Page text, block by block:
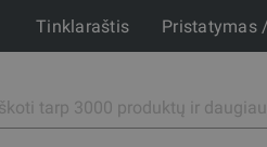
Tinklaraštis Pristatymas